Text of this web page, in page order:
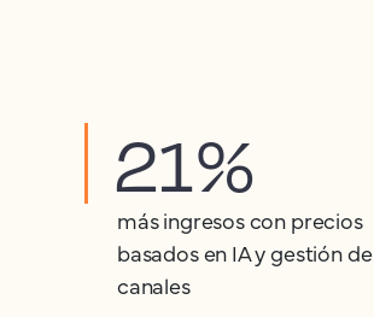
21%
más ingresos con precios
basados en IA y gestión de
canales